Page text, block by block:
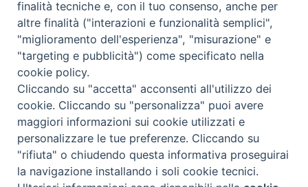
Diocesi di Assisi - Nocera Umbra - Gualdo
Tadino
P.zza Vescovado 3, 06081 Assisi (PG)
@2017
finalità tecniche e, con il tuo consenso, anche per
altre finalità ("interazioni e funzionalità semplici",
"miglioramento dell'esperienza", "misurazione" e
"targeting e pubblicità") come specificato nella
cookie policy.
Cliccando su "accetta" acconsenti all'utilizzo dei
cookie. Cliccando su "personalizza" puoi avere
maggiori informazioni sui cookie utilizzati e
personalizzare le tue preferenze. Cliccando su
"rifiuta" o chiudendo questa informativa proseguirai
la navigazione installando i soli cookie tecnici.